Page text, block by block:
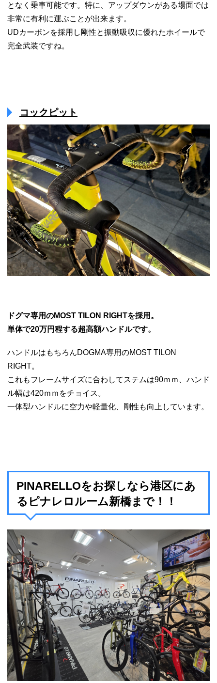
となく乗車可能です。特に、アップダウンがある場面では
非常に有利に運ぶことが出来ます。
UDカーボンを採用し剛性と振動吸収に優れたホイールで
完全武装ですね。
コックピット
ドグマ専用のMOST TILON RIGHTを採用。
単体で20万円程する超高額ハンドルです。
ハンドルはもちろんDOGMA専用のMOST TILON
RIGHT。
これもフレームサイズに合わしてステムは90ｍｍ、ハンド
ル幅は420ｍｍをチョイス。
一体型ハンドルに空力や軽量化、剛性も向上しています。
PINARELLOをお探しなら港区にあ
るピナレロルーム新橋まで！！